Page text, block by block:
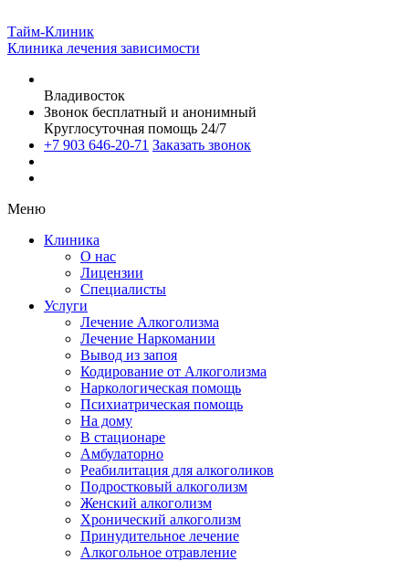
Тайм-Клиник
Клиника лечения зависимости
Владивосток
Звонок бесплатный и анонимный
Круглосуточная помощь 24/7
+7 903 646-20-71 Заказать звонок
Меню
Клиника
О нас
Лицензии
Специалисты
Услуги
Лечение Алкоголизма
Лечение Наркомании
Вывод из запоя
Кодирование от Алкоголизма
Наркологическая помощь
Психиатрическая помощь
На дому
В стационаре
Амбулаторно
Реабилитация для алкоголиков
Подростковый алкоголизм
Женский алкоголизм
Хронический алкоголизм
Принудительное лечение
Алкогольное отравление